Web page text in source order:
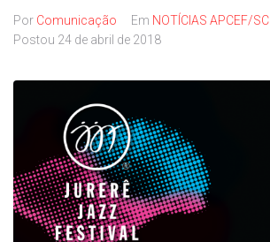
Por Comunicação Em NOTÍCIAS APCEF/SC
Postou 24 de abril de 2018